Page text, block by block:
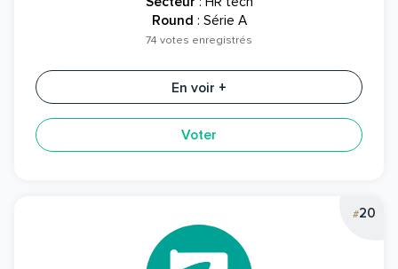
Round : Série A
74 votes enregistrés
En voir +
Voter
#20